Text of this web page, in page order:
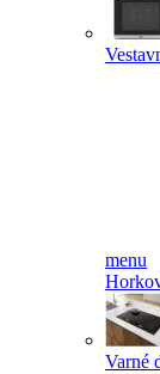
menu
Varné